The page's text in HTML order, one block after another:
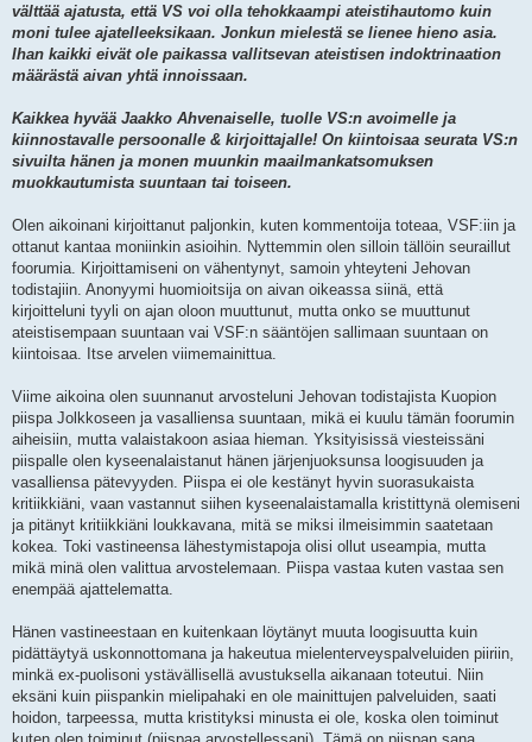
välttää ajatusta, että VS voi olla tehokkaampi ateistihautomo kuin
moni tulee ajatelleeksikaan. Jonkun mielestä se lienee hieno asia.
Ihan kaikki eivät ole paikassa vallitsevan ateistisen indoktrinaation
määrästä aivan yhtä innoissaan.
Kaikkea hyvää Jaakko Ahvenaiselle, tuolle VS:n avoimelle ja
kiinnostavalle persoonalle & kirjoittajalle! On kiintoisaa seurata VS:n
sivuilta hänen ja monen muunkin maailmankatsomuksen
muokkautumista suuntaan tai toiseen.
Olen aikoinani kirjoittanut paljonkin, kuten kommentoija toteaa, VSF:iin ja
ottanut kantaa moniinkin asioihin. Nyttemmin olen silloin tällöin seuraillut
foorumia. Kirjoittamiseni on vähentynyt, samoin yhteyteni Jehovan
todistajiin. Anonyymi huomioitsija on aivan oikeassa siinä, että
kirjoitteluni tyyli on ajan oloon muuttunut, mutta onko se muuttunut
ateistisempaan suuntaan vai VSF:n sääntöjen sallimaan suuntaan on
kiintoisaa. Itse arvelen viimemainittua.
Viime aikoina olen suunnanut arvosteluni Jehovan todistajista Kuopion
piispa Jolkkoseen ja vasalliensa suuntaan, mikä ei kuulu tämän foorumin
aiheisiin, mutta valaistakoon asiaa hieman. Yksityisissä viesteissäni
piispalle olen kyseenalaistanut hänen järjenjuoksunsa loogisuuden ja
vasalliensa pätevyyden. Piispa ei ole kestänyt hyvin suorasukaista
kritiikkiäni, vaan vastannut siihen kyseenalaistamalla kristittynä olemiseni
ja pitänyt kritiikkiäni loukkavana, mitä se miksi ilmeisimmin saatetaan
kokea. Toki vastineensa lähestymistapoja olisi ollut useampia, mutta
mikä minä olen valittua arvostelemaan. Piispa vastaa kuten vastaa sen
enempää ajattelematta.
Hänen vastineestaan en kuitenkaan löytänyt muuta loogisuutta kuin
pidättäytyä uskonnottomana ja hakeutua mielenterveyspalveluiden piiriin,
minkä ex-puolisoni ystävällisellä avustuksella aikanaan toteutui. Niin
eksäni kuin piispankin mielipahaki en ole mainittujen palveluiden, saati
hoidon, tarpeessa, mutta kristityksi minusta ei ole, koska olen toiminut